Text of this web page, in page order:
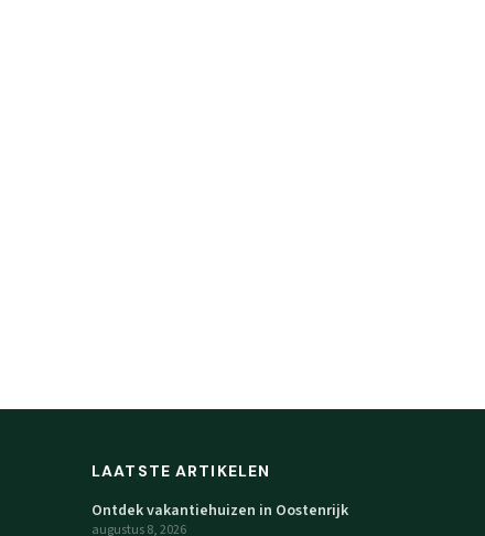
LAATSTE ARTIKELEN
Ontdek vakantiehuizen in Oostenrijk
augustus 8, 2026